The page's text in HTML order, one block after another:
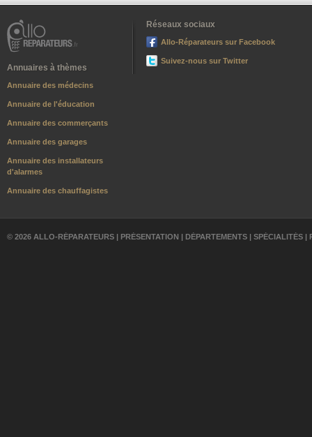
Annuaires à thèmes
Annuaire des médecins
Annuaire de l'éducation
Annuaire des commerçants
Annuaire des garages
Annuaire des installateurs
d'alarmes
Annuaire des chauffagistes
Réseaux sociaux
Allo-Réparateurs sur Facebook
Suivez-nous sur Twitter
© 2026 ALLO-RÉPARATEURS | PRÉSENTATION | DÉPARTEMENTS | SPÉCIALITÉS |